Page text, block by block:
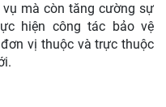
mà còn tăng cường sự
hiện công tác bảo vệ
vị thuộc và trực thuộc